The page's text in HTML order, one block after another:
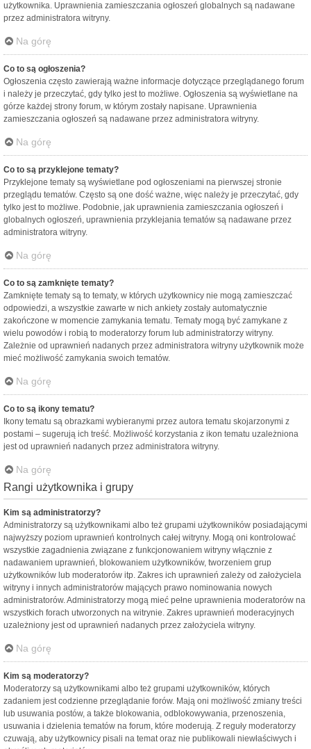
użytkownika. Uprawnienia zamieszczania ogłoszeń globalnych są nadawane
przez administratora witryny.
Na górę
Co to są ogłoszenia?
Ogłoszenia często zawierają ważne informacje dotyczące przeglądanego forum
i należy je przeczytać, gdy tylko jest to możliwe. Ogłoszenia są wyświetlane na
górze każdej strony forum, w którym zostały napisane. Uprawnienia
zamieszczania ogłoszeń są nadawane przez administratora witryny.
Na górę
Co to są przyklejone tematy?
Przyklejone tematy są wyświetlane pod ogłoszeniami na pierwszej stronie
przeglądu tematów. Często są one dość ważne, więc należy je przeczytać, gdy
tylko jest to możliwe. Podobnie, jak uprawnienia zamieszczania ogłoszeń i
globalnych ogłoszeń, uprawnienia przyklejania tematów są nadawane przez
administratora witryny.
Na górę
Co to są zamknięte tematy?
Zamknięte tematy są to tematy, w których użytkownicy nie mogą zamieszczać
odpowiedzi, a wszystkie zawarte w nich ankiety zostały automatycznie
zakończone w momencie zamykania tematu. Tematy mogą być zamykane z
wielu powodów i robią to moderatorzy forum lub administratorzy witryny.
Zależnie od uprawnień nadanych przez administratora witryny użytkownik może
mieć możliwość zamykania swoich tematów.
Na górę
Co to są ikony tematu?
Ikony tematu są obrazkami wybieranymi przez autora tematu skojarzonymi z
postami – sugerują ich treść. Możliwość korzystania z ikon tematu uzależniona
jest od uprawnień nadanych przez administratora witryny.
Na górę
Rangi użytkownika i grupy
Kim są administratorzy?
Administratorzy są użytkownikami albo też grupami użytkowników posiadającymi
najwyższy poziom uprawnień kontrolnych całej witryny. Mogą oni kontrolować
wszystkie zagadnienia związane z funkcjonowaniem witryny włącznie z
nadawaniem uprawnień, blokowaniem użytkowników, tworzeniem grup
użytkowników lub moderatorów itp. Zakres ich uprawnień zależy od założyciela
witryny i innych administratorów mających prawo nominowania nowych
administratorów. Administratorzy mogą mieć pełne uprawnienia moderatorów na
wszystkich forach utworzonych na witrynie. Zakres uprawnień moderacyjnych
uzależniony jest od uprawnień nadanych przez założyciela witryny.
Na górę
Kim są moderatorzy?
Moderatorzy są użytkownikami albo też grupami użytkowników, których
zadaniem jest codzienne przeglądanie forów. Mają oni możliwość zmiany treści
lub usuwania postów, a także blokowania, odblokowywania, przenoszenia,
usuwania i dzielenia tematów na forum, które moderują. Z reguły moderatorzy
czuwają, aby użytkownicy pisali na temat oraz nie publikowali niewłaściwych i